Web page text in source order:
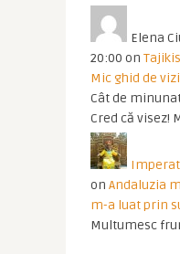
Elena
20:00 on
Mic ghid de
Cât de
Cred că visez!
on Andaluzia
m-a luat prin
Multumesc